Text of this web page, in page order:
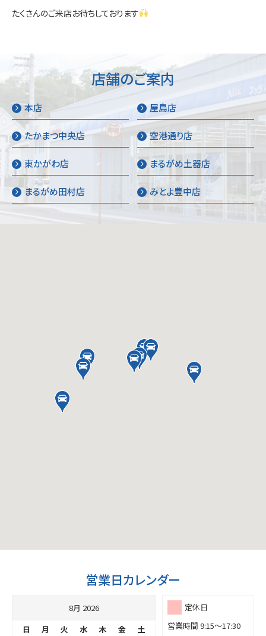
たくさんのご来店お待ちしております
店舗のご案内
本店 屋島店
たかまつ中央店 空港通り店
東かがわ店 まるがめ土器店
まるがめ田村店 みとよ豊中店
営業日カレンダー
定休日
営業時間 9:15～17:30
8月 2026
日
月 火 水 木 金
土